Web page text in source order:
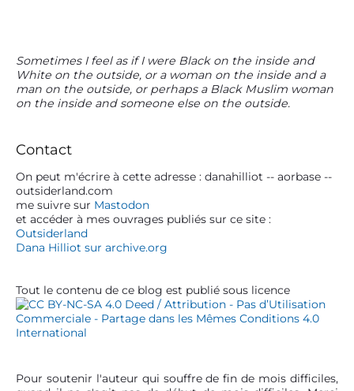
P
r
i
m
r
y
S
i
d
e
b
Sometimes I feel as if I were Black on the inside and
White on the outside, or a woman on the inside and a
man on the outside, or perhaps a Black Muslim woman
on the inside and someone else on the outside.
Contact
On peut m'écrire à cette adresse : danahilliot -- aorbase --
outsiderland.com
me suivre sur Mastodon
et accéder à mes ouvrages publiés sur ce site :
Outsiderland
Dana Hilliot sur archive.org
Tout le contenu de ce blog est publié sous licence
Pour soutenir l'auteur qui souffre de fin de mois difficiles,